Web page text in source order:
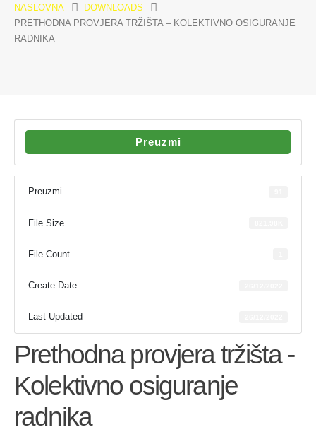
NASLOVNA
DOWNLOADS
PRETHODNA PROVJERA TRŽIŠTA – KOLEKTIVNO OSIGURANJE
RADNIKA
Preuzmi
Preuzmi
File Size
File Count
Create Date
Last Updated
Prethodna provjera tržišta -
Kolektivno osiguranje
radnika